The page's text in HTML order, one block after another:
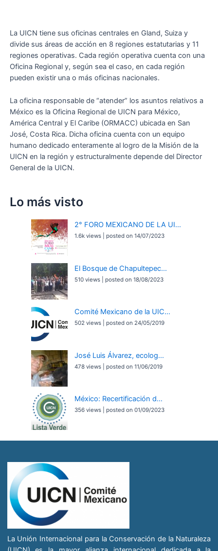
La UICN tiene sus oficinas centrales en Gland, Suiza y
divide sus áreas de acción en 8 regiones estatutarias y 11
regiones operativas. Cada región operativa cuenta con una
Oficina Regional y, según sea el caso, en cada región
pueden existir una o más oficinas nacionales.
La oficina responsable de “atender” los asuntos relativos a
México es la Oficina Regional de UICN para México,
América Central y El Caribe (ORMACC) ubicada en San
José, Costa Rica. Dicha oficina cuenta con un equipo
humano dedicado enteramente al logro de la Misión de la
UICN en la región y estructuralmente depende del Director
General de la UICN.
Lo más visto
2° FORO MEXICANO DE LA UI...
1.6k views posted on 14/07/2023
El Bosque de Chapultepec...
510 views posted on 18/08/2023
Comité Mexicano de la UIC...
502 views posted on 24/05/2019
José Luis Álvarez, ecolog...
478 views posted on 11/06/2019
México: Recertificación d...
356 views posted on 01/09/2023
La Unión Internacional para la Conservación de la Naturaleza